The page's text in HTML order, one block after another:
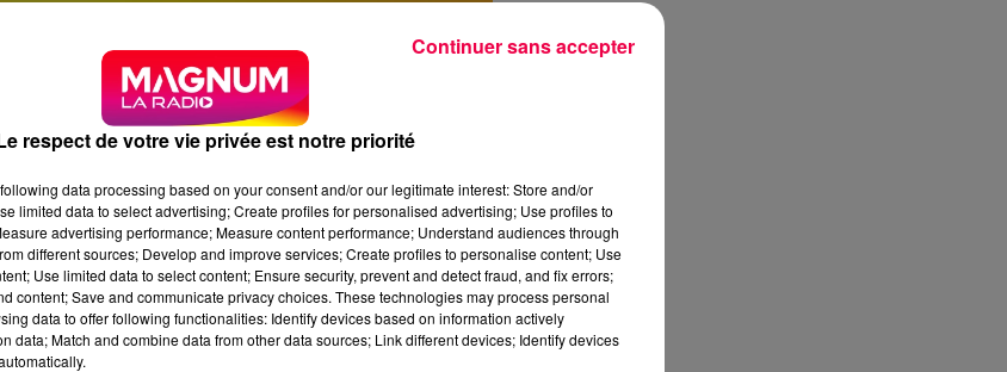
respect de votre vie privée est notre priorité
data processing based on your consent and/or our legitimate interest: Store and/or
limited data to select advertising; Create profiles for personalised advertising; Use profiles to
advertising performance; Measure content performance; Understand audiences through
different sources; Develop and improve services; Create profiles to personalise content; Use
Use limited data to select content; Ensure security, prevent and detect fraud, and fix errors;
content; Save and communicate privacy choices. These technologies may process personal
data to offer following functionalities: Identify devices based on information actively
data; Match and combine data from other data sources; Link different devices; Identify devices
Continuer sans accepter